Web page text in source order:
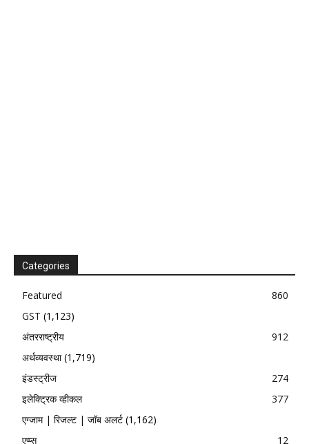
Categories
Featured
860
GST (1,123)
अंतरराष्ट्रीय
912
अर्थव्यवस्था(1,719)
इंडस्ट्रीज
274
इलेक्ट्रिक व्हीकल
377
एग्जाम | रिजल्ट | जॉब अलर्ट (1,162)
एप्प्स
12